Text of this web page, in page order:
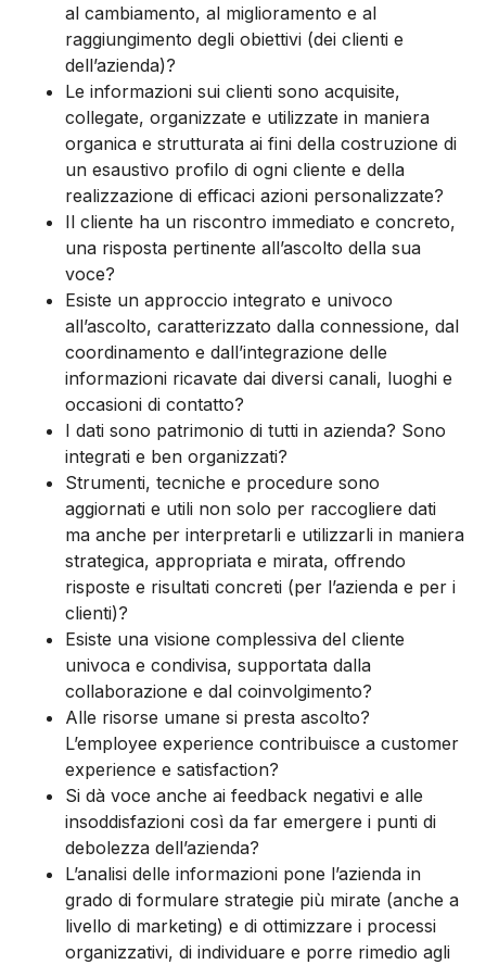
al cambiamento, al miglioramento e al
raggiungimento degli obiettivi (dei clienti e
dell’azienda)?
Le informazioni sui clienti sono acquisite,
collegate, organizzate e utilizzate in maniera
organica e strutturata ai fini della costruzione di
un esaustivo profilo di ogni cliente e della
realizzazione di efficaci azioni personalizzate?
Il cliente ha un riscontro immediato e concreto,
una risposta pertinente all’ascolto della sua
voce?
Esiste un approccio integrato e univoco
all’ascolto, caratterizzato dalla connessione, dal
coordinamento e dall’integrazione delle
informazioni ricavate dai diversi canali, luoghi e
occasioni di contatto?
I dati sono patrimonio di tutti in azienda? Sono
integrati e ben organizzati?
Strumenti, tecniche e procedure sono
aggiornati e utili non solo per raccogliere dati
ma anche per interpretarli e utilizzarli in maniera
strategica, appropriata e mirata, offrendo
risposte e risultati concreti (per l’azienda e per i
clienti)?
Esiste una visione complessiva del cliente
univoca e condivisa, supportata dalla
collaborazione e dal coinvolgimento?
Alle risorse umane si presta ascolto?
L’employee experience contribuisce a customer
experience e satisfaction?
Si dà voce anche ai feedback negativi e alle
insoddisfazioni così da far emergere i punti di
debolezza dell’azienda?
L’analisi delle informazioni pone l’azienda in
grado di formulare strategie più mirate (anche a
livello di marketing) e di ottimizzare i processi
organizzativi, di individuare e porre rimedio agli